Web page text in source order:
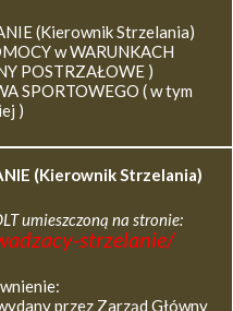
(Kierownik Strzelania)
w WARUNKACH
POSTRZAŁOWE )
SPORTOWEGO ( w tym
)
(Kierownik Strzelania)
umieszczoną na stronie:
strzelanie/
przez Zarząd Główny